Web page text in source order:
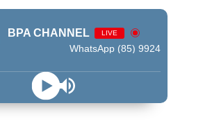
BPA CHANNEL LIVE
WhatsApp (85) 99245 - 9009